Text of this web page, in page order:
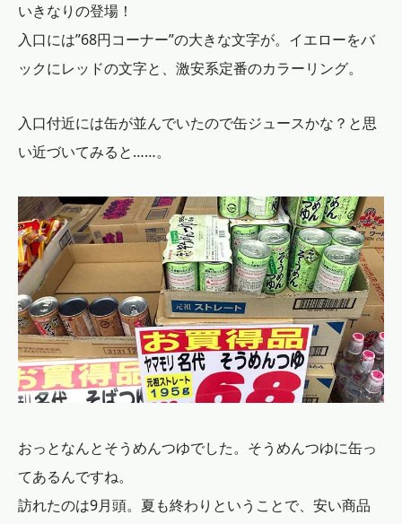
いきなりの登場！
入口には”68円コーナー”の大きな文字が。イエローをバ
ックにレッドの文字と、激安系定番のカラーリング。
入口付近には缶が並んでいたので缶ジュースかな？と思
い近づいてみると……。
おっとなんとそうめんつゆでした。そうめんつゆに缶っ
てあるんですね。
訪れたのは9月頭。夏も終わりということで、安い商品